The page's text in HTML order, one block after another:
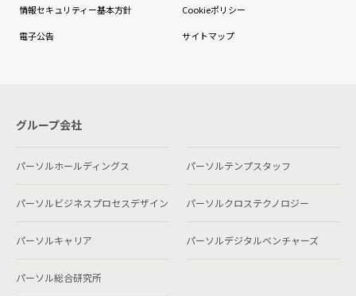
情報セキュリティー基本方針 Cookieポリシー
電子公告 サイトマップ
グループ会社
パーソルホールディングス パーソルテンプスタッフ
パーソルビジネスプロセスデザイン パーソルクロステクノロジー
パーソルキャリア パーソルデジタルベンチャーズ
パーソル総合研究所